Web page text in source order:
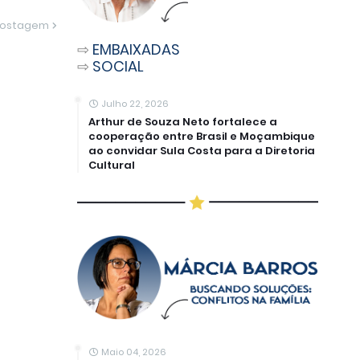
⇨ EMBAIXADAS
⇨ SOCIAL
Julho 22, 2026
Arthur de Souza Neto fortalece a
cooperação entre Brasil e Moçambique
ao convidar Sula Costa para a Diretoria
Cultural
Maio 04, 2026